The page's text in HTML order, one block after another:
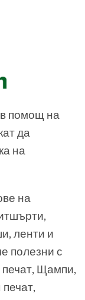
помощ на
да
на
на
ленти и
полезни с
печат, Щампи,